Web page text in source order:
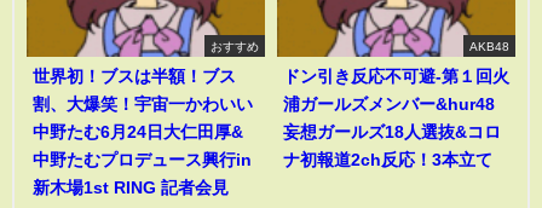
おすすめ
世界初！ブスは半額！ブス
割、大爆笑！宇宙一かわいい
中野たむ6月24日大仁田厚&
中野たむプロデュース興行in
新木場1st RING 記者会見
AKB48
ドン引き反応不可避-第１回火
浦ガールズメンバー&hur48
妄想ガールズ18人選抜&コロ
ナ初報道2ch反応！3本立て